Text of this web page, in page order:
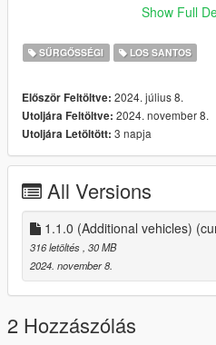
vehicles' ytds. The file name
Vehicle models used:
- lsfd5)
!! NOTE: You may also utilize
MonkeyPolice188's Improved
-L'kid's MTL Pumper
Tidemo's Sandstorm Ambulance
-Nacho's Speedo Ambulance
-SanFire logo by Mickey
Show Full
SŰRGŐSSÉGI LOS SANTOS
Először Feltöltve: 2024. július 8.
Utoljára Feltöltve: 2024. november 8.
Utoljára Letöltött: 3 napja
All Versions
1.1.0 (Additional vehicles)
316 letöltés , 30 MB
2024. november 8.
2 Hozzászólás